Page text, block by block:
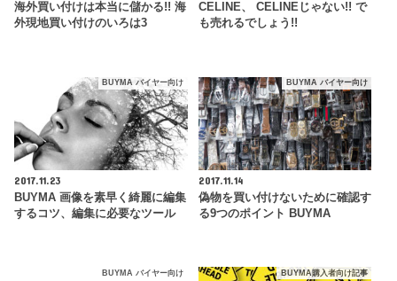
海外買い付けは本当に儲かる!! 海
外現地買い付けのいろは3
CELINE、 CELINEじゃない!! で
も売れるでしょう!!
BUYMA バイヤー向け
2017.11.23
BUYMA 画像を素早く綺麗に編集
するコツ、編集に必要なツール
BUYMA バイヤー向け
2017.11.14
偽物を買い付けないために確認す
る9つのポイント BUYMA
BUYMA バイヤー向け BUYMA購入者向け記事